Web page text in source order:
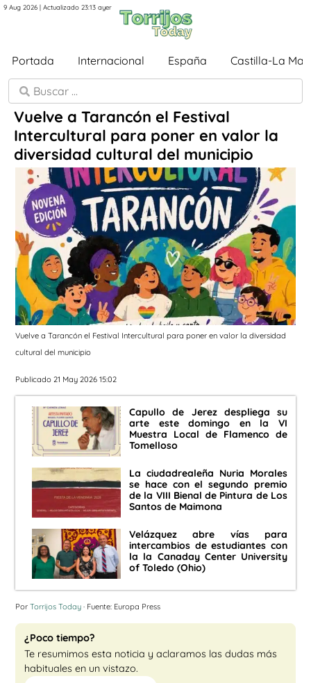
9 Aug 2026 | Actualizado 23:13 ayer
Portada Internacional España Castilla-La
Vuelve a Tarancón el Festival
Intercultural para poner en valor la
diversidad cultural del municipio
Vuelve a Tarancón el Festival Intercultural para poner en valor la diversidad
cultural del municipio
Publicado 21 May 2026 15:02
Capullo de Jerez despliega su
arte este domingo en la VI
Muestra Local de Flamenco de
Tomelloso
La ciudadrealeña Nuria Morales
se hace con el segundo premio
de la VIII Bienal de Pintura de Los
Santos de Maimona
Velázquez abre vías para
intercambios de estudiantes con
la la Canaday Center University
of Toledo (Ohio)
Por Torrijos Today · Fuente: Europa Press
¿Poco tiempo?
Te resumimos esta noticia y aclaramos las dudas más
habituales en un vistazo.